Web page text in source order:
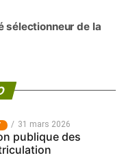
sélectionneur de la
31 mars 2026
publique des